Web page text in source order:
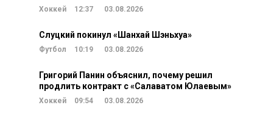
Хоккей 12:37 03.08.2026
Слуцкий покинул «Шанхай Шэньхуа»
Футбол 10:19 03.08.2026
Григорий Панин объяснил, почему решил
продлить контракт с «Салаватом Юлаевым»
Хоккей 09:54 03.08.2026